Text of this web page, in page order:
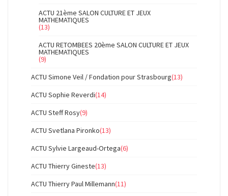
ACTU 21ème SALON CULTURE ET JEUX
MATHEMATIQUES
(13)
ACTU RETOMBEES 20ème SALON CULTURE ET JEUX
MATHEMATIQUES
(9)
ACTU Simone Veil / Fondation pour Strasbourg(13)
ACTU Sophie Reverdi(14)
ACTU Steff Rosy(9)
ACTU Svetlana Pironko(13)
ACTU Sylvie Largeaud-Ortega(6)
ACTU Thierry Gineste(13)
ACTU Thierry Paul Millemann(11)